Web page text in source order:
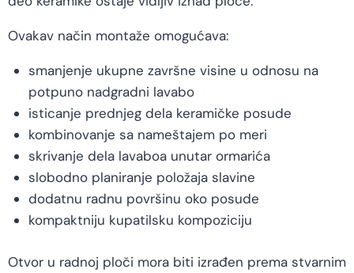
Ovakav način montaže omogućava:
smanjenje ukupne završne visine u odnosu na
potpuno nadgradni lavabo
isticanje prednjeg dela keramičke posude
kombinovanje sa nameštajem po meri
skrivanje dela lavaboa unutar ormarića
slobodno planiranje položaja slavine
dodatnu radnu površinu oko posude
kompaktniju kupatilsku kompoziciju
Otvor u radnoj ploči mora biti izrađen prema stvarnim